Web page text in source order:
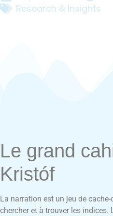
Research & Insights
Le grand
Kristóf
La narration est un jeu de
chercher et à trouver les indices.